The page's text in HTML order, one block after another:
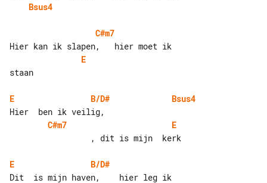
Bsus4
C#m7
E
staan
E B/D#
Bsus4
C#m7
E
E
B/D#